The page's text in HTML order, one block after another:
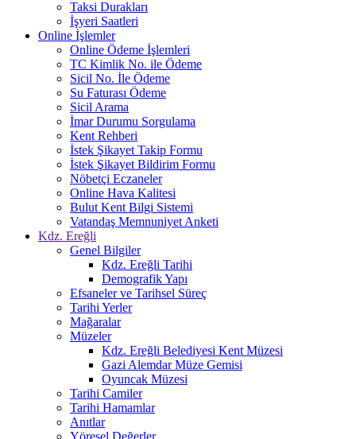
Taksi Durakları
İşyeri Saatleri
Online İşlemler
Online Ödeme İşlemleri
TC Kimlik No. ile Ödeme
Sicil No. İle Ödeme
Su Faturası Ödeme
Sicil Arama
İmar Durumu Sorgulama
Kent Rehberi
İstek Şikayet Takip Formu
İstek Şikayet Bildirim Formu
Nöbetçi Eczaneler
Online Hava Kalitesi
Bulut Kent Bilgi Sistemi
Vatandaş Memnuniyet Anketi
Kdz. Ereğli
Genel Bilgiler
Kdz. Ereğli Tarihi
Demografik Yapı
Efsaneler ve Tarihsel Süreç
Tarihi Yerler
Mağaralar
Müzeler
Kdz. Ereğli Belediyesi Kent Müzesi
Gazi Alemdar Müze Gemisi
Oyuncak Müzesi
Tarihi Camiler
Tarihi Hamamlar
Anıtlar
Yöresel Değerler